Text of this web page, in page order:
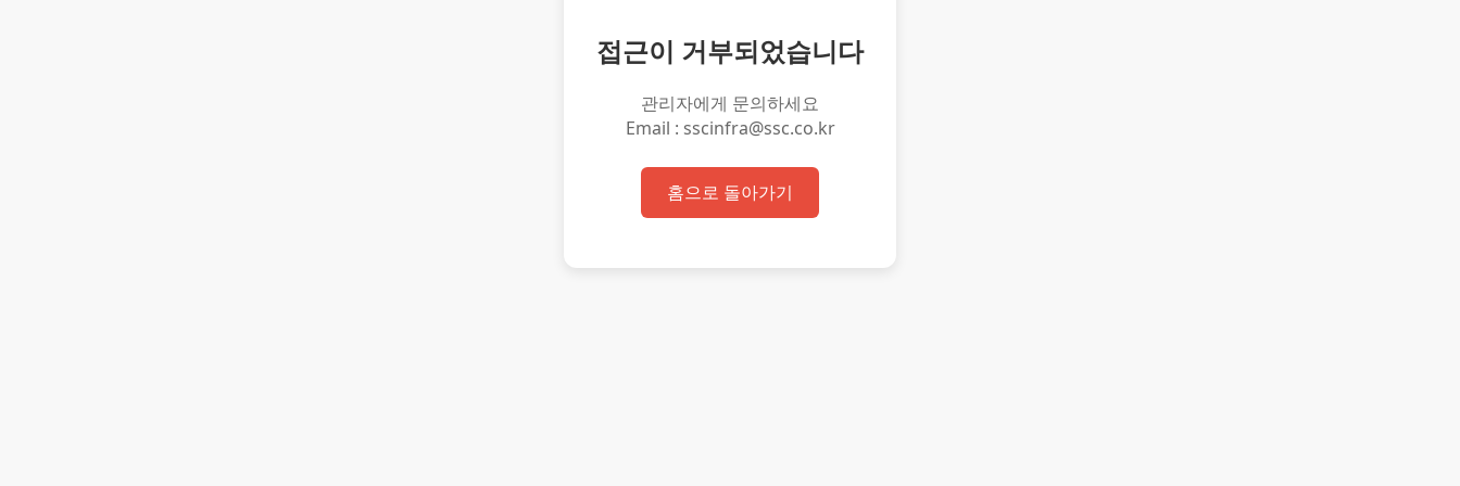
접근이 거부되었습니다
관리자에게 문의하세요
Email : sscinfra@ssc.co.kr
홈으로 돌아가기